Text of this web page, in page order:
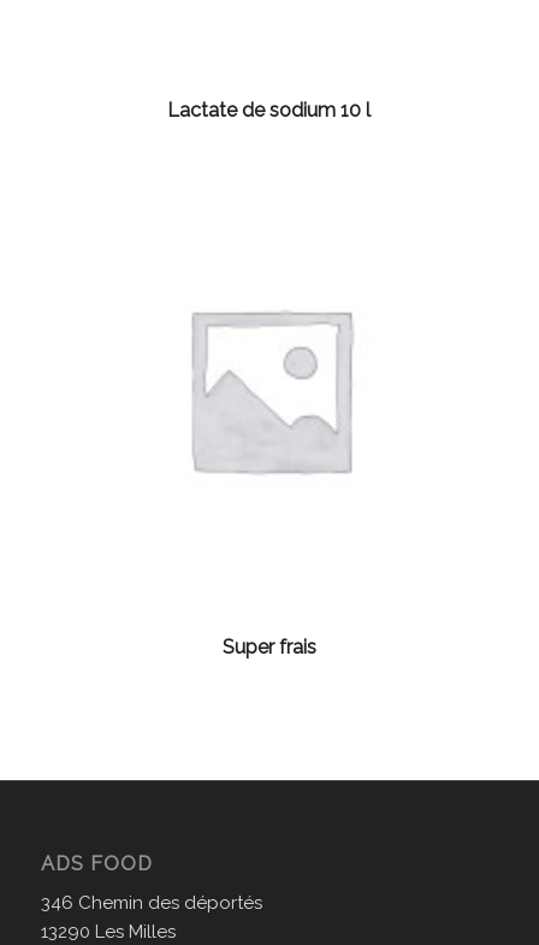
Lactate de sodium 10 l
Super frais
ADS FOOD
346 Chemin des déportés
13290 Les Milles